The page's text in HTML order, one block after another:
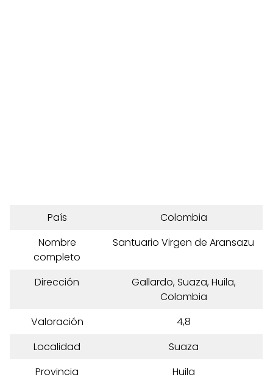
País
Colombia
Nombre
completo
Santuario Virgen de Aransazu
Dirección
Gallardo, Suaza, Huila,
Colombia
Valoración
4,8
Localidad
Suaza
Provincia
Huila